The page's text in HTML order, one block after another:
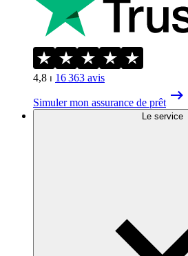
4,8 ⏐ 16 363 avis
Simuler mon assurance de prêt
Le service